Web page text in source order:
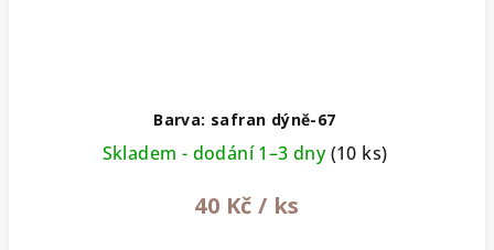
Barva: safran dýně-67
Skladem - dodání 1–3 dny(10 ks)
40 Kč / ks